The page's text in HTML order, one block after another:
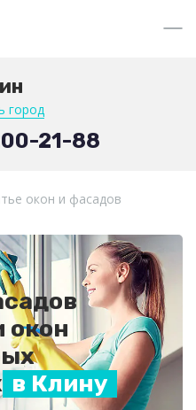
город
21-88
окон и фасадов
окон
в Клину